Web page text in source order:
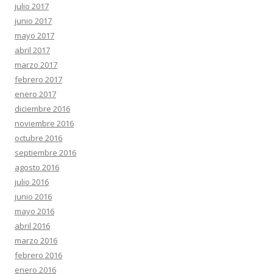
julio 2017
junio 2017
mayo 2017
abril 2017
marzo 2017
febrero 2017
enero 2017
diciembre 2016
noviembre 2016
octubre 2016
septiembre 2016
agosto 2016
julio 2016
junio 2016
mayo 2016
abril 2016
marzo 2016
febrero 2016
enero 2016